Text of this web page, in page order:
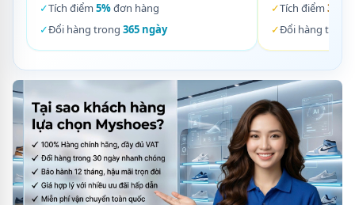
✓Tích điểm 5%đơn hàng
✓Đổi hàng trong 365 ngày
✓Tích điểm 3%
✓Đổi hàng trong